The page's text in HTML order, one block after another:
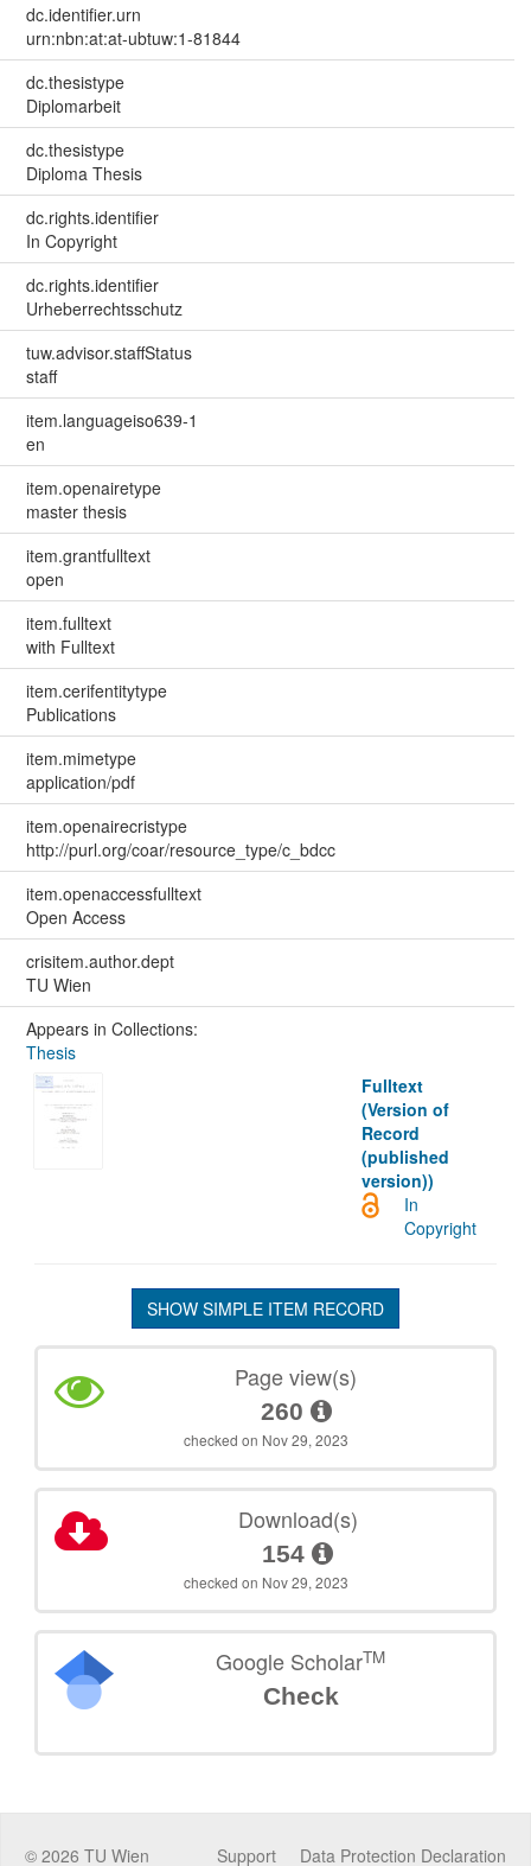
dc.identifier.urn
urn:nbn:at:at-ubtuw:1-81844
dc.thesistype
Diplomarbeit
dc.thesistype
Diploma Thesis
dc.rights.identifier
In Copyright
dc.rights.identifier
Urheberrechtsschutz
tuw.advisor.staffStatus
staff
item.languageiso639-1
en
item.openairetype
master thesis
item.grantfulltext
open
item.fulltext
with Fulltext
item.cerifentitytype
Publications
item.mimetype
application/pdf
item.openairecristype
http://purl.org/coar/resource_type/c_bdcc
item.openaccessfulltext
Open Access
crisitem.author.dept
TU Wien
Appears in Collections:
Thesis
Fulltext
(Version of
Record
(published
version))
In
Copyright
SHOW SIMPLE ITEM RECORD
Page view(s)
260
checked on Nov 29, 2023
Download(s)
154
checked on Nov 29, 2023
Google ScholarTM
Check
© 2026 TU Wien Data Protection Declaration
Support